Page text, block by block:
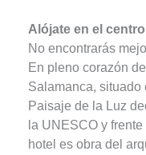
Alójate en el
No encontrarás
En pleno corazón
Salamanca, situado
Paisaje de la Luz
la UNESCO y
hotel es obra del